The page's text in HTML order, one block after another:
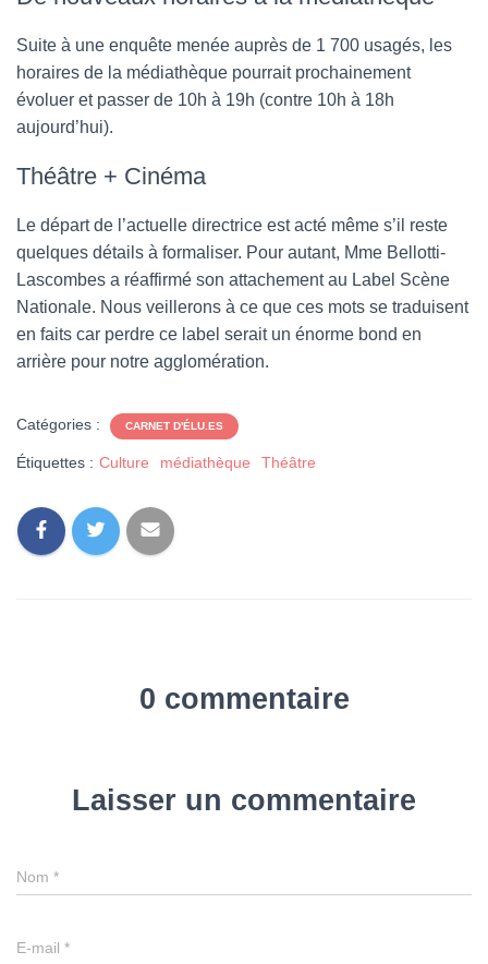
Suite à une enquête menée auprès de 1 700 usagés, les
horaires de la médiathèque pourrait prochainement
évoluer et passer de 10h à 19h (contre 10h à 18h
aujourd’hui).
Théâtre + Cinéma
Le départ de l’actuelle directrice est acté même s’il reste
quelques détails à formaliser. Pour autant, Mme Bellotti-
Lascombes a réaffirmé son attachement au Label Scène
Nationale. Nous veillerons à ce que ces mots se traduisent
en faits car perdre ce label serait un énorme bond en
arrière pour notre agglomération.
Catégories : CARNET D'ÉLU.ES
Étiquettes : Culture médiathèque Théâtre
0 commentaire
Laisser un commentaire
Nom *
E-mail *